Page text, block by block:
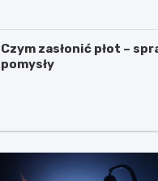
Czym zasłonić płot –
pomysły